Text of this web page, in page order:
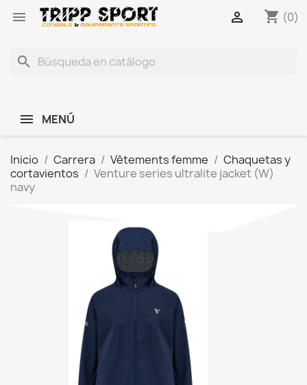
 shopping_cart (0)

search
MENÚ
Inicio Carrera Vêtements femme
Chaquetas y
cortavientos
Venture series ultralite jacket (W)
navy